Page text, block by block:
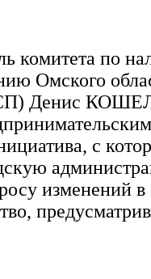
комитета по
Омского
Денис
с
изменений в